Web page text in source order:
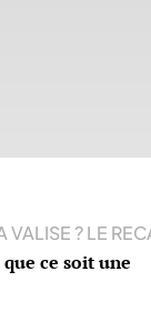
? LE
ce soit une